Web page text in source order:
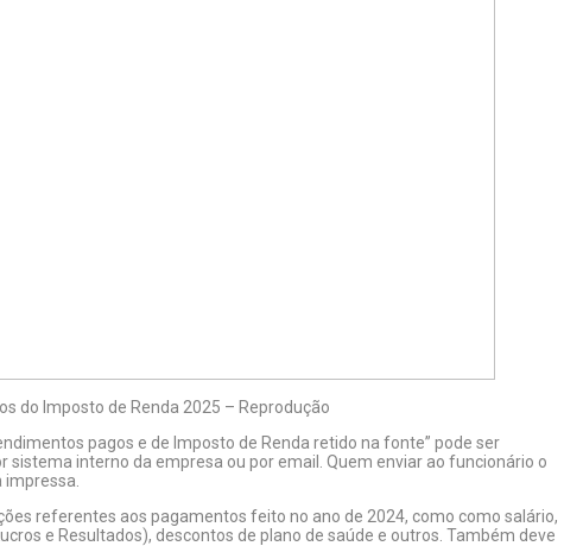
do Imposto de Renda 2025 – Reprodução
pagos e de Imposto de Renda retido na fonte” pode ser
sistema interno da empresa ou por email. Quem enviar ao funcionário o
referentes aos pagamentos feito no ano de 2024, como como salário,
e Resultados), descontos de plano de saúde e outros. Também deve